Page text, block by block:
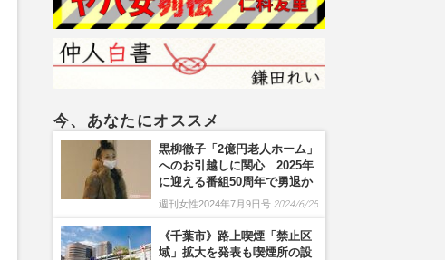
今、あなたにオススメ
黒柳徹子「2億円老人ホーム」
へのお引越しに関心 2025年
に迎える番組50周年で勇退か
週刊女性2024年7月9日号 2024/6/25
《千葉市》路上喫煙「禁止区
域」拡大を発表も喫煙所の設